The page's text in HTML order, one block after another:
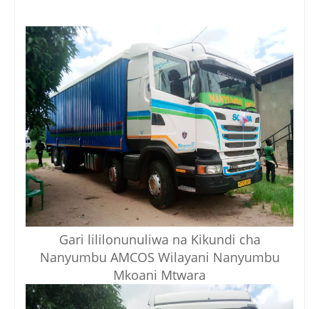
Gari lililonunuliwa na Kikundi cha
Nanyumbu AMCOS Wilayani Nanyumbu
Mkoani Mtwara